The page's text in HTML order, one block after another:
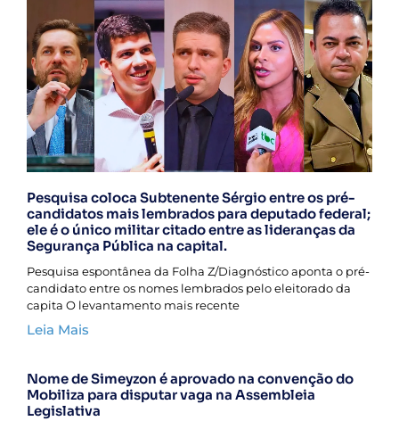
Pesquisa coloca Subtenente Sérgio entre os pré-
candidatos mais lembrados para deputado federal;
ele é o único militar citado entre as lideranças da
Segurança Pública na capital.
Pesquisa espontânea da Folha Z/Diagnóstico aponta o pré-
candidato entre os nomes lembrados pelo eleitorado da
capita O levantamento mais recente
Leia Mais
Nome de Simeyzon é aprovado na convenção do
Mobiliza para disputar vaga na Assembleia
Legislativa